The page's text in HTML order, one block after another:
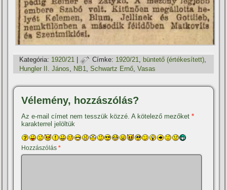
Kategória: 1920/21 | Címke: 1920/21, büntető (értékesí­tett),
Hungler II. János
NB1 ,Schwartz Ernő ,Vasas
Vélemény, hozzászólás?
Az e-mail címet nem tesszük közzé. A kötelező mezőket*
karakterrel jelöltük
Hozzászólás*